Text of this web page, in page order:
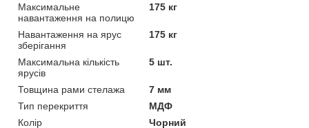
Максимальне
навантаження на полицю
175 кг
Навантаження на ярус
зберігання
175 кг
Максимальна кількість
ярусів
5 шт.
Товщина рами стелажа
7 мм
Тип перекриття
МДФ
Колір
Чорний